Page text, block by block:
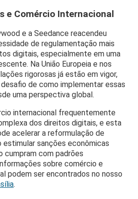
e Comércio Internacional
e a Seedance reacendeu
de regulamentação mais
digitais, especialmente em uma
Na União Europeia e nos
rigorosas já estão em vigor,
de como implementar essas
uma perspectiva global.
internacional frequentemente
dos direitos digitais, e esta
acelerar a reformulação de
sanções econômicas
cumpram com padrões
sobre comércio e
podem ser encontrados no nosso
.